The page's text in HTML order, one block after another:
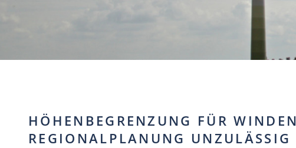
HÖHENBEGRENZUNG FÜR
REGIONALPLANUNG UNZULÄSSIG